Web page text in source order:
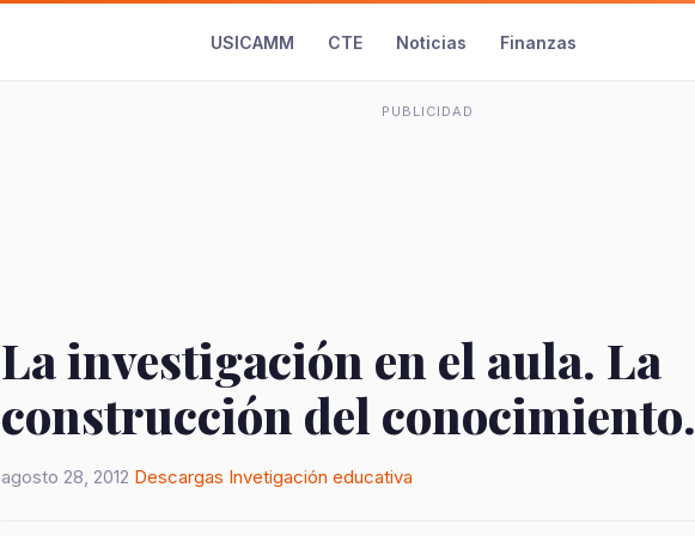
USICAMM CTE Noticias Finanzas
PUBLICIDAD
La investigación en el aula. La
construcción del
agosto 28, 2012 Descargas Invetigación educativa